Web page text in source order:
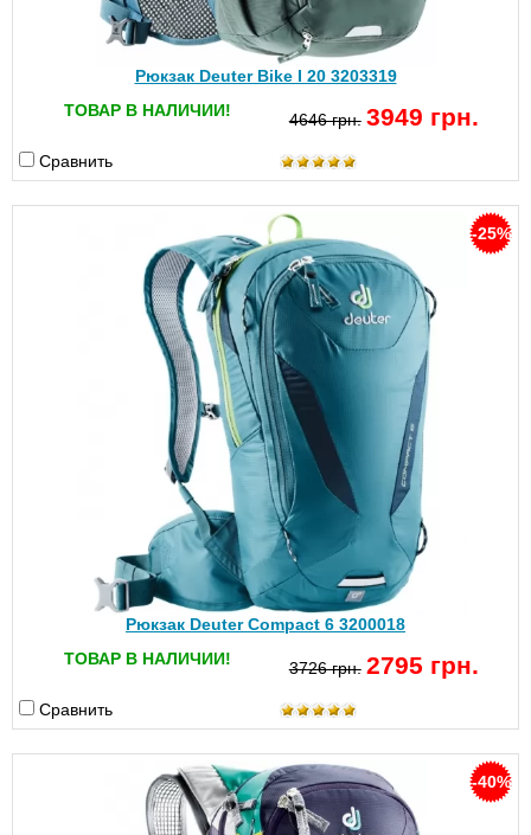
Рюкзак Deuter Bike I 20 3203319
ТОВАР В НАЛИЧИИ!
4646 грн. 3949 грн.
Сравнить
-25%
Рюкзак Deuter Compact 6 3200018
ТОВАР В НАЛИЧИИ!
3726 грн. 2795 грн.
Сравнить
-40%